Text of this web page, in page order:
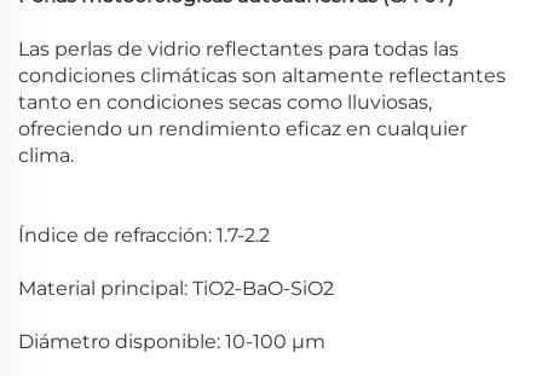
Las perlas de vidrio reflectantes para todas las
condiciones climáticas son altamente reflectantes
tanto en condiciones secas como lluviosas,
ofreciendo un rendimiento eficaz en cualquier
clima.
Índice de refracción: 1.7-2.2
Material principal: TiO2-BaO-SiO2
Diámetro disponible: 10-100 μm